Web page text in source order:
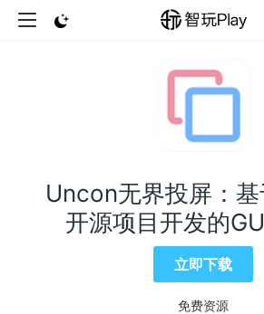
Uncon无界投屏：
开源项目开发的
立即下载
免费资源